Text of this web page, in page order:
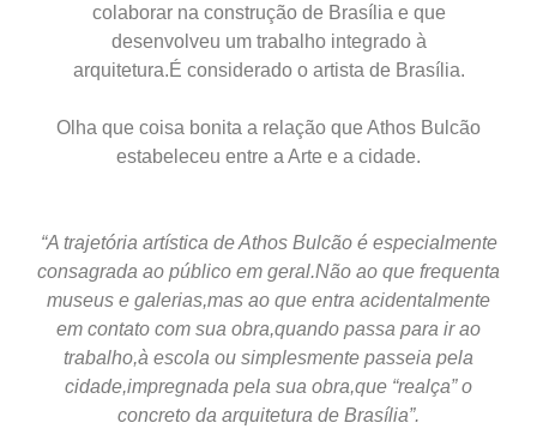
colaborar na construção de Brasília e que
desenvolveu um trabalho integrado à
arquitetura.É considerado o artista de Brasília.
Olha que coisa bonita a relação que Athos Bulcão
estabeleceu entre a Arte e a cidade.
“A trajetória artística de Athos Bulcão é especialmente
consagrada ao público em geral.Não ao que frequenta
museus e galerias,mas ao que entra acidentalmente
em contato com sua obra,quando passa para ir ao
trabalho,à escola ou simplesmente passeia pela
cidade,impregnada pela sua obra,que “realça” o
concreto da arquitetura de Brasília”.